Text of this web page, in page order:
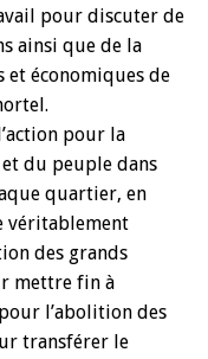
pour discuter de
ainsi que de la
économiques de
pour la
du peuple dans
quartier, en
véritablement
des grands
mettre fin à
l’abolition des
transférer le